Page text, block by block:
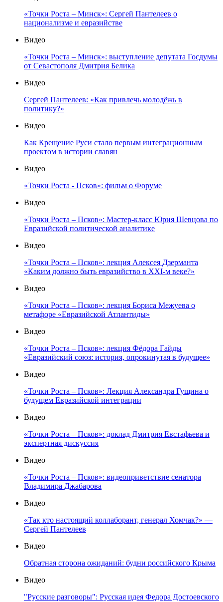
«Точки Роста – Минск»: Сергей Пантелеев о
национализме и евразийстве
Видео
«Точки Роста – Минск»: выступление депутата Госдумы
от Севастополя Дмитрия Белика
Видео
Сергей Пантелеев: «Как привлечь молодёжь в
политику?»
Видео
Как Крещение Руси стало первым интеграционным
проектом в истории славян
Видео
«Точки Роста - Псков»: фильм о Форуме
Видео
«Точки Роста – Псков»: Мастер-класс Юрия Шевцова по
Евразийской политической аналитике
Видео
«Точки Роста – Псков»: лекция Алексея Дзерманта
«Каким должно быть евразийство в XXI-м веке?»
Видео
«Точки Роста – Псков»: лекция Бориса Межуева о
метафоре «Евразийской Атлантиды»
Видео
«Точки Роста – Псков»: лекция Фёдора Гайды
«Евразийский союз: история, опрокинутая в будущее»
Видео
«Точки Роста – Псков»: Лекция Александра Гущина о
будущем Евразийской интеграции
Видео
«Точки Роста – Псков»: доклад Дмитрия Евстафьева и
экспертная дискуссия
Видео
«Точки Роста – Псков»: видеоприветствие сенатора
Владимира Джабарова
Видео
«Так кто настоящий коллаборант, генерал Хомчак?» —
Сергей Пантелеев
Видео
Обратная сторона ожиданий: будни российского Крыма
Видео
"Русские разговоры": Русская идея Федора Достоевского